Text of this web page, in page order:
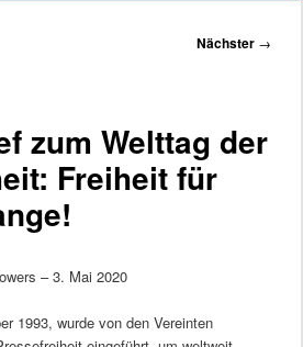
Nächster →
zum Welttag der
Freiheit für
– 3. Mai 2020
1993, wurde von den Vereinten